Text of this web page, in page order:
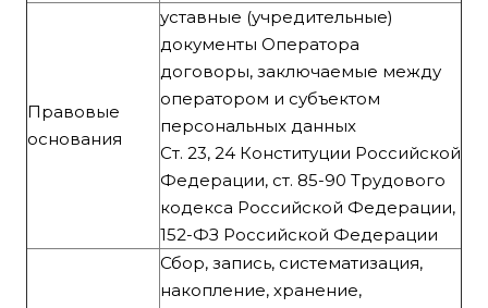
Правовые
основания
уставные (учредительные)
документы Оператора
договоры, заключаемые между
оператором и субъектом
персональных данных
Ст. 23, 24 Конституции Российской
Федерации, ст. 85-90 Трудового
кодекса Российской Федерации,
152-ФЗ Российской Федерации
Сбор, запись, систематизация,
накопление, хранение,